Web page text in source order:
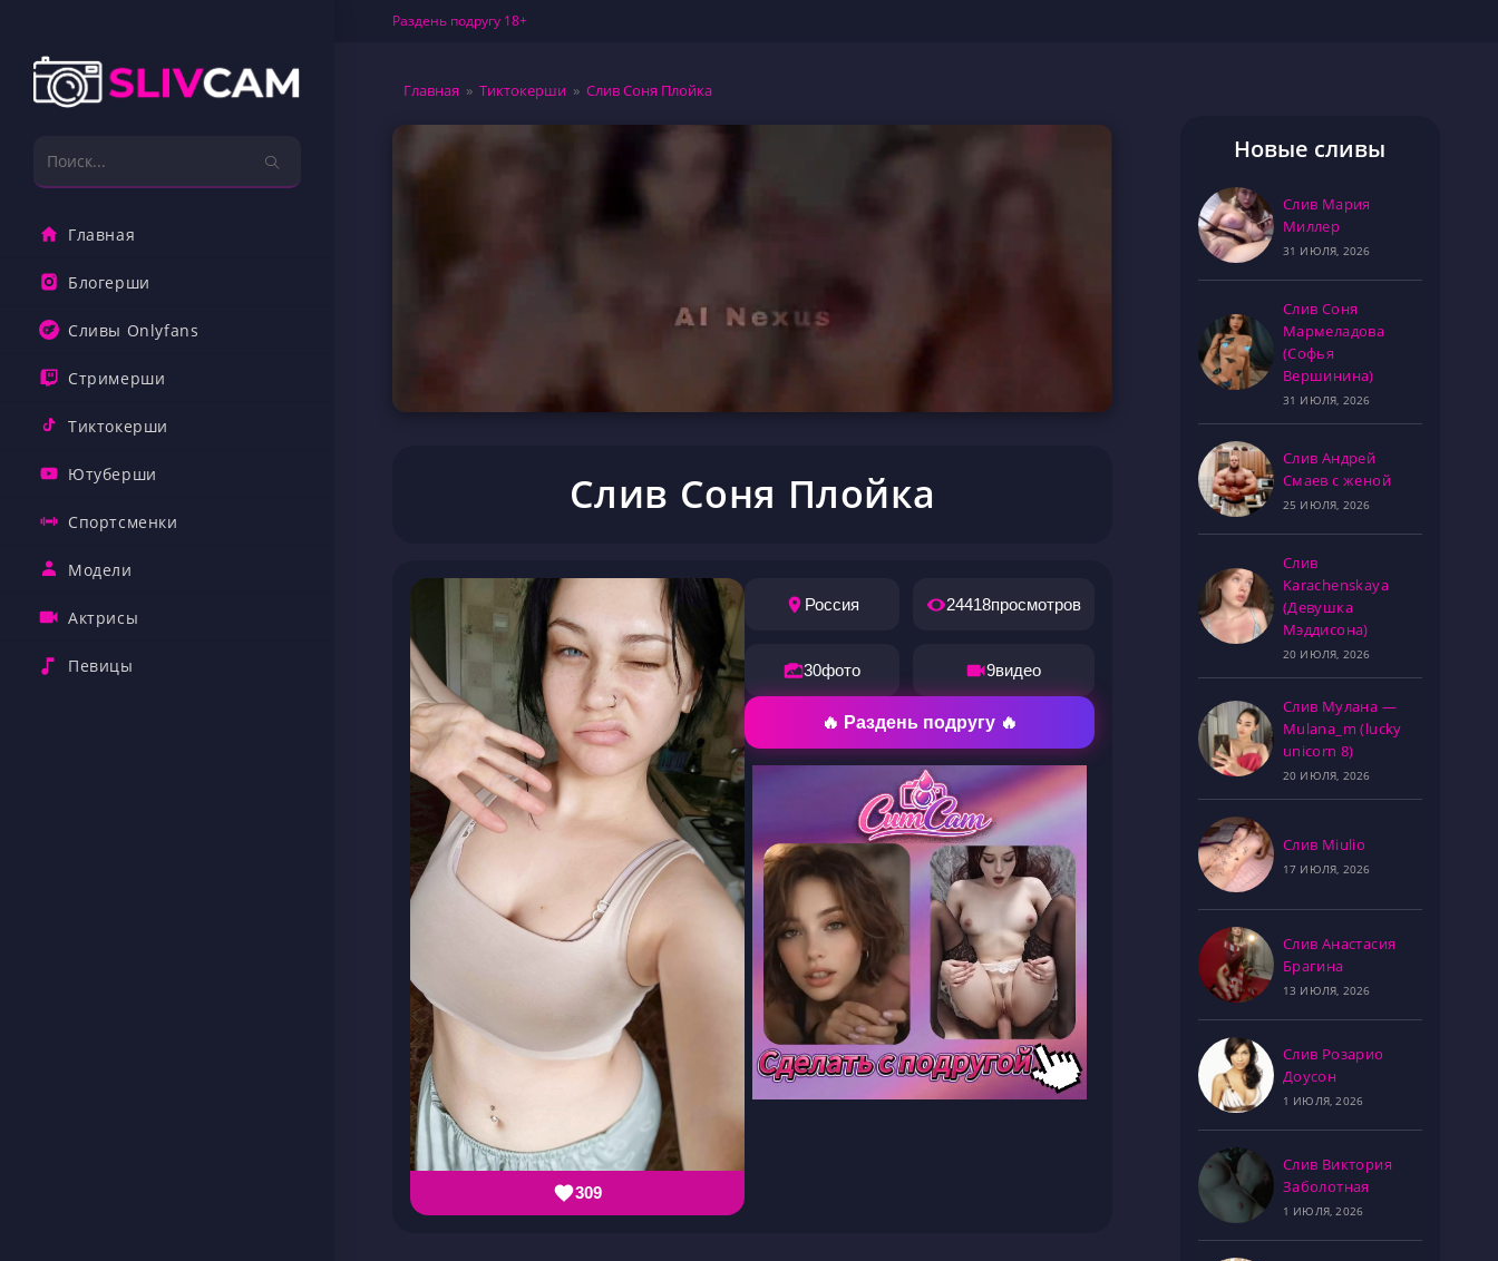
ПерейтиРаздень подругу 18+
Главная
Блогерши
Сливы Onlyfans
Стримерши
Тиктокерши
Ютуберши
Спортсменки
Модели
Актрисы
Певицы
сайте
Главная » Тиктокерши » Слив Соня Плойка
Слив Соня Плойка
309
Россия 24418просмотров
30фото 9видео
🔥 Раздень подругу 🔥
Новые сливы
Слив Мария
Миллер
31 ИЮЛЯ, 2026
Слив Соня
Мармеладова
(Софья
Вершинина)
31 ИЮЛЯ, 2026
Слив Андрей
Смаев с женой
25 ИЮЛЯ, 2026
Слив
Karachenskaya
(Девушка
Мэддисона)
20 ИЮЛЯ, 2026
Слив Мулана —
Mulana_m (lucky
unicorn 8)
20 ИЮЛЯ, 2026
Слив Miulio
17 ИЮЛЯ, 2026
Слив Анастасия
Брагина
13 ИЮЛЯ, 2026
Слив Розарио
Доусон
1 ИЮЛЯ, 2026
Слив Виктория
Заболотная
1 ИЮЛЯ, 2026